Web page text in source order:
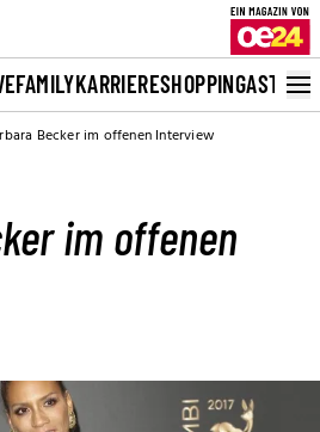
FAMILYKARRIERESHOPPINGASTRO
Becker im offenen Interview
im offenen